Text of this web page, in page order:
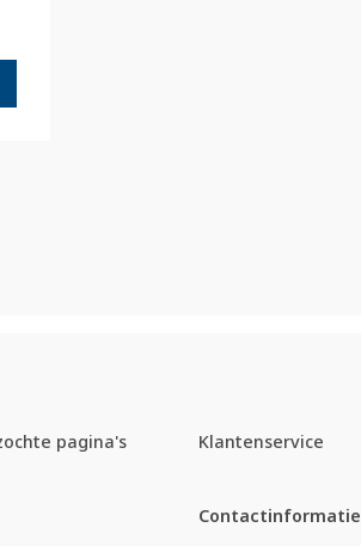
pagina's Klantenservice
Contactinformatie